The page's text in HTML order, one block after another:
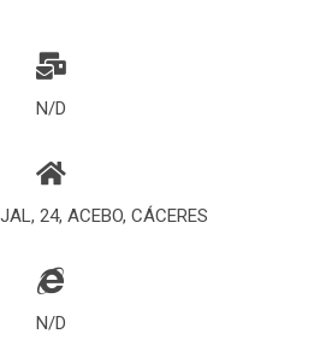
N/D
24, ACEBO, CÁCERES
N/D